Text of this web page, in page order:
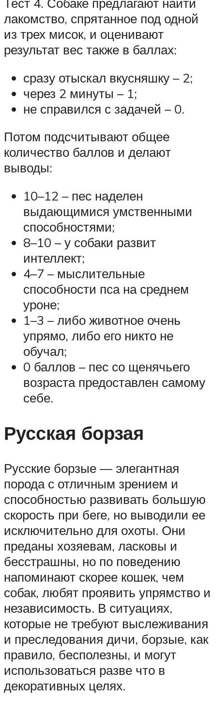
лакомство, спрятанное под одной
из трех мисок, и оценивают
результат вес также в баллах:
сразу отыскал вкусняшку – 2;
через 2 минуты – 1;
не справился с задачей – 0.
Потом подсчитывают общее
количество баллов и делают
выводы:
10–12 – пес наделен
выдающимися умственными
способностями;
8–10 – у собаки развит
интеллект;
4–7 – мыслительные
способности пса на среднем
уроне;
1–3 – либо животное очень
упрямо, либо его никто не
обучал;
0 баллов – пес со щенячьего
возраста предоставлен самому
себе.
Русская борзая
Русские борзые — элегантная
порода с отличным зрением и
способностью развивать большую
скорость при беге, но выводили ее
исключительно для охоты. Они
преданы хозяевам, ласковы и
бесстрашны, но по поведению
напоминают скорее кошек, чем
собак, любят проявить упрямство и
независимость. В ситуациях,
которые не требуют выслеживания
и преследования дичи, борзые, как
правило, бесполезны, и могут
использоваться разве что в
декоративных целях.